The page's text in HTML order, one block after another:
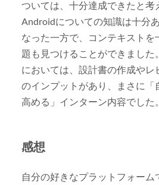
ついては、十分達成できたと考
Androidについての知識は十分
なった一方で、コンテキストを
題も見つけることができました
においては、設計書の作成やレ
のインプットがあり、まさに「
高める」インターン内容でした。
感想
自分の好きなプラットフォーム